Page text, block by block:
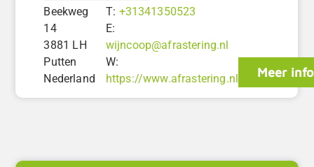
Beekweg
14
3881 LH
Putten
Nederland
T: +31341350523
E:
wijncoop@afrastering.nl
W:
https://www.afrastering.nl
Meer